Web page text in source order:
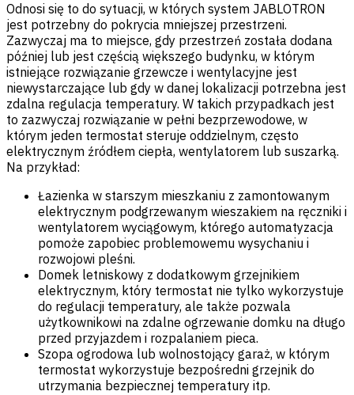
Odnosi się to do sytuacji, w których system JABLOTRON
jest potrzebny do pokrycia mniejszej przestrzeni.
Zazwyczaj ma to miejsce, gdy przestrzeń została dodana
później lub jest częścią większego budynku, w którym
istniejące rozwiązanie grzewcze i wentylacyjne jest
niewystarczające lub gdy w danej lokalizacji potrzebna jest
zdalna regulacja temperatury. W takich przypadkach jest
to zazwyczaj rozwiązanie w pełni bezprzewodowe, w
którym jeden termostat steruje oddzielnym, często
elektrycznym źródłem ciepła, wentylatorem lub suszarką.
Na przykład:
Łazienka w starszym mieszkaniu z zamontowanym
elektrycznym podgrzewanym wieszakiem na ręczniki i
wentylatorem wyciągowym, którego automatyzacja
pomoże zapobiec problemowemu wysychaniu i
rozwojowi pleśni.
Domek letniskowy z dodatkowym grzejnikiem
elektrycznym, który termostat nie tylko wykorzystuje
do regulacji temperatury, ale także pozwala
użytkownikowi na zdalne ogrzewanie domku na długo
przed przyjazdem i rozpalaniem pieca.
Szopa ogrodowa lub wolnostojący garaż, w którym
termostat wykorzystuje bezpośredni grzejnik do
utrzymania bezpiecznej temperatury itp.